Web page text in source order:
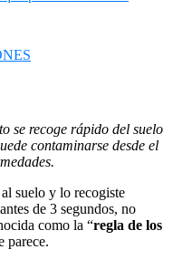
se recoge rápido del suelo
contaminarse desde el
suelo y lo recogiste
de 3 segundos, no
como la “regla de los
parece.